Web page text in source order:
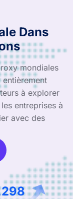
Dans
mondiales
à explorer
entreprises à
avec des